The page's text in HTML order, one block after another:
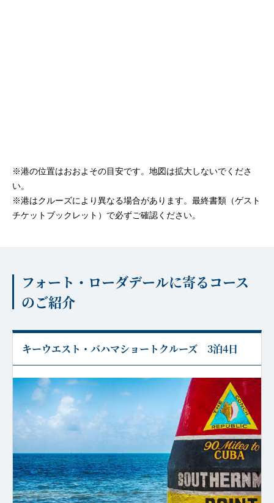
※港の位置はおおよその目安です。地図は拡大しないでくださ
い。
※港はクルーズにより異なる場合があります。最終書類（ゲスト
チケットブックレット）で必ずご確認ください。
フォート・ローダデールに寄るコース
のご紹介
キーウエスト・バハマショートクルーズ 3泊4日